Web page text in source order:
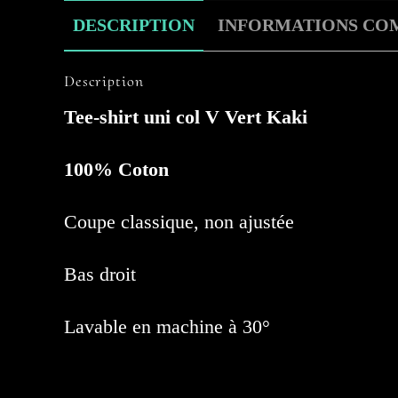
DESCRIPTION INFORMATIONS
Description
Tee-shirt uni col V Vert Kaki
100% Coton
Coupe classique, non ajustée
Bas droit
Lavable en machine à 30°